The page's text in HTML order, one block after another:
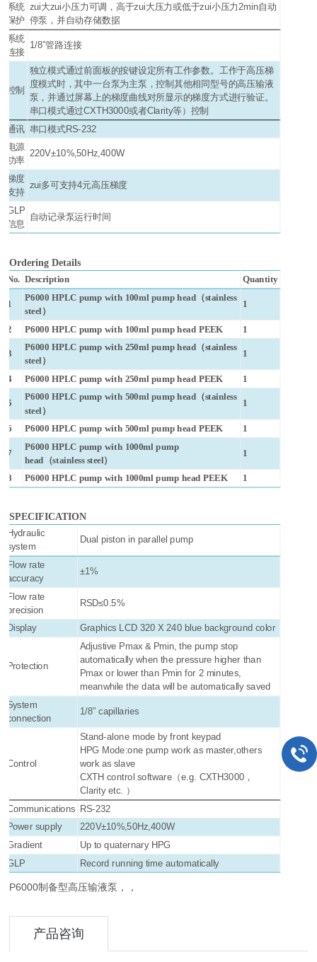
系统
保护
zui大zui小压力可调，高于zui大压力或低于zui小压力2min自动
停泵，并自动存储数据
系统
连接
1/8”管路连接
控制
独立模式通过前面板的按键设定所有工作参数。工作于高压梯
度模式时，其中一台泵为主泵，控制其他相同型号的高压输液
泵，并通过屏幕上的梯度曲线对所显示的梯度方式进行验证。
串口模式通过CXTH3000或者Clarity等）控制
通讯 串口模式RS-232
电源
功率
220V±10%,50Hz,400W
梯度
支持
zui多可支持4元高压梯度
GLP
信息
自动记录泵运行时间
Ordering Details
No. Description Quantity
1
P6000 HPLC pump with 100ml pump head（stainless
steel）
1
2 P6000 HPLC pump with 100ml pump head PEEK 1
3
P6000 HPLC pump with 250ml pump head（stainless
steel）
1
4 P6000 HPLC pump with 250ml pump head PEEK 1
5
P6000 HPLC pump with 500ml pump head（stainless
steel）
1
6 P6000 HPLC pump with 500ml pump head PEEK 1
7
P6000 HPLC pump with 1000ml pump
head（stainless steel）
1
8 P6000 HPLC pump with 1000ml pump head PEEK 1
SPECIFICATION
Hydraulic
system
Dual piston in parallel pump
Flow rate
accuracy
±1%
Flow rate
precision
RSD≤0.5%
Display Graphics LCD 320 X 240 blue background color
Protection
Adjustive Pmax & Pmin, the pump stop
automatically when the pressure higher than
Pmax or lower than Pmin for 2 minutes,
meanwhile the data will be automatically saved
System
connection
1/8” capillaries
Control
Stand-alone mode by front keypad
HPG Mode:one pump work as master,others
work as slave
CXTH control software（e.g. CXTH3000，
Clarity etc. ）
Communications
RS-232
Power supply
220V±10%,50Hz,400W
Gradient
Up to quaternary HPG
GLP
Record running time automatically
P6000制备型高压输液泵，，
产品咨询